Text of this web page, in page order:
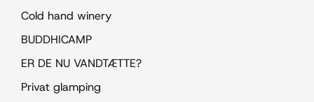
Cold hand winery
BUDDHICAMP
ER DE NU VANDTÆTTE?
Privat glamping